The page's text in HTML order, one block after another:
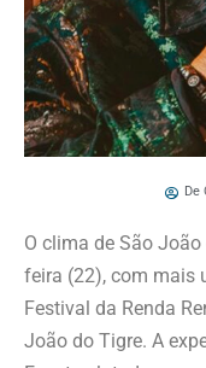
De
O clima de São
feira (22), com mais
Festival da Renda
João do Tigre. A